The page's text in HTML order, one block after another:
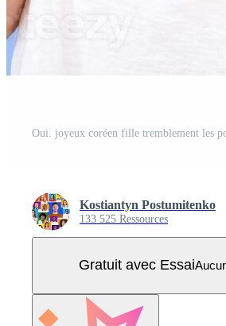
Kostiantyn Postumitenko
133 525 Ressources
Gratuit avec Essai